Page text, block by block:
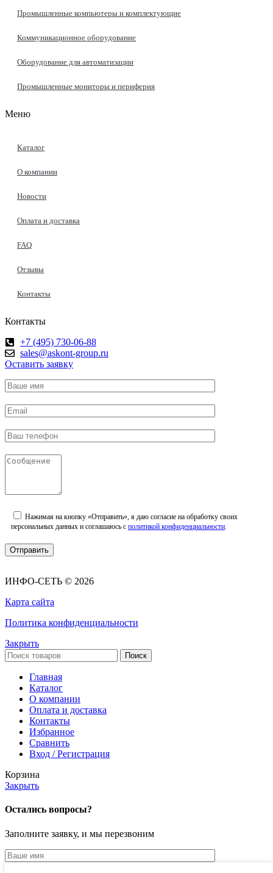
Промышленные компьютеры и комплектующие
Коммуникационное оборудование
Оборудование для автоматизации
Промышленные мониторы и периферия
Меню
Каталог
О компании
Новости
Оплата и доставка
FAQ
Отзывы
Контакты
Контакты
+7 (495) 730-06-88
sales@askont-group.ru
Оставить заявку
Нажимая на кнопку «Отправить», я даю согласие на обработку своих
персональных данных и соглашаюсь с политикой конфиденциальности.
ИНФО-СЕТЬ © 2026
Карта сайта
Политика конфиденциальности
Закрыть
Поиск
Главная
Каталог
О компании
Оплата и доставка
Контакты
Избранное
Сравнить
Вход / Регистрация
Корзина
Закрыть
Остались вопросы?
Заполните заявку, и мы перезвоним